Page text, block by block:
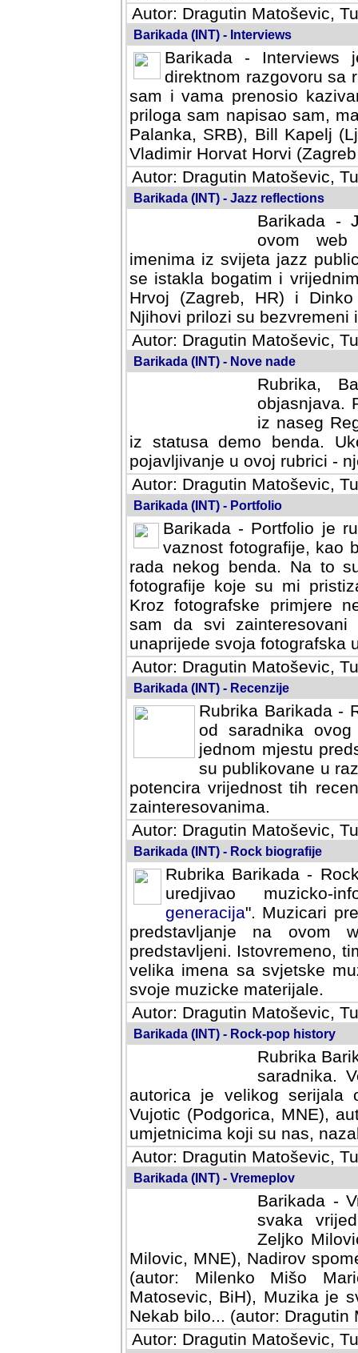
Autor: Dragutin Matoševic,
Barikada (INT) - Interviews
Barikada -
direktnom razgovoru sa
sam i vama prenosio
priloga sam napisao sam,
Palanka, SRB), Bill Kapelj
Vladimir Horvat Horvi
Autor: Dragutin Matoševic,
Barikada (INT) - Jazz reflections
Barikada -
ovom web
imenima iz svijeta jazz
se istakla bogatim i
Hrvoj (Zagreb, HR) i
Njihovi prilozi su bezvremeni
Autor: Dragutin Matoševic,
Barikada (INT) - Nove nade
Rubrika,
objasnjava.
iz naseg
iz statusa demo benda.
pojavljivanje u ovoj rubrici -
Autor: Dragutin Matoševic,
Barikada (INT) - Portfolio
Barikada - Portfolio je
vaznost fotografije, kao
rada nekog benda. Na to
fotografije koje su mi
fotografske primjere
svi zainteresovani
svoja fotografska umijeca.
Autor: Dragutin Matoševic,
Barikada (INT) - Recenzije
Rubrika Barikada -
od saradnika
jednom mjestu
su publikovane u
potencira vrijednost tih
zainteresovanima.
Autor: Dragutin Matoševic,
Barikada (INT) - Rock biografije
Rubrika Barikada -
uredjivao muzicko-
Muzicari predstavljeni u
na ovom web portalu
Istovremeno, tim nacinom
sa svjetske muzicke scene
materijale.
Autor: Dragutin Matoševic,
Barikada (INT) - Rock-pop history
Rubrika
saradnika.
autorica je velikog serijala
Vujotic (Podgorica, MNE),
umjetnicima koji su nas,
Autor: Dragutin Matoševic,
Barikada (INT) - Vremeplov
Barikada -
svaka
Milovic,
MNE), Nadirov spomenar
Milenko Mišo Maric, UK),
Muzika je svirala (autor:
(autor: Dragutin Matosevic,
Autor: Dragutin Matoševic,